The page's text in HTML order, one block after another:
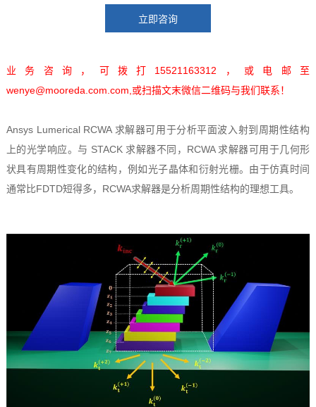
业务咨询，可拨打15521163312，或电邮至
wenye@mooreda.com.com,或扫描文末微信二维码与我们联系！
Ansys Lumerical RCWA 求解器可用于分析平面波入射到周期性结构
上的光学响应。与 STACK 求解器不同，RCWA 求解器可用于几何形
状具有周期性变化的结构，例如光子晶体和衍射光栅。由于仿真时间
通常比FDTD短得多，RCWA求解器是分析周期性结构的理想工具。